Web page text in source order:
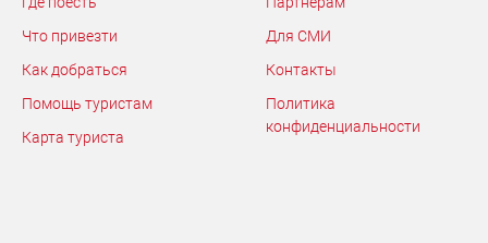
Что привезти
Как добраться
Помощь туристам
Карта туриста
Для СМИ
Контакты
Политика
конфиденциальности